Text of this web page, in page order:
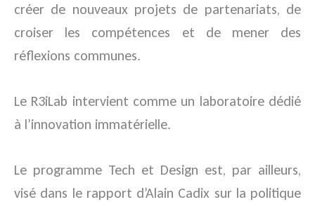
créer de nouveaux projets de partenariats, de
croiser les compétences et de mener des
réflexions communes.
Le R3iLab intervient comme un laboratoire dédié
à l’innovation immatérielle.
Le programme Tech et Design est, par ailleurs,
visé dans le rapport d’Alain Cadix sur la politique